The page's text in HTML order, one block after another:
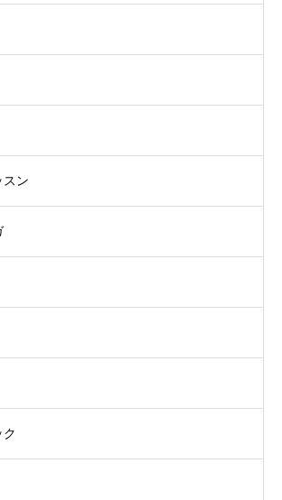
スン